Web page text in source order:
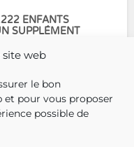
site web
le bon
pour vous proposer
possible de
ENFANTS
SUPPLÉMENT